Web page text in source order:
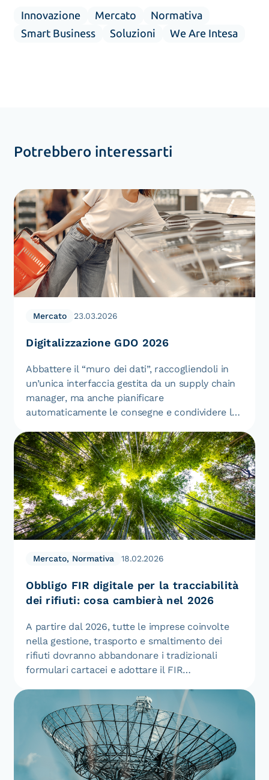
Innovazione Mercato
Normativa
Smart Business
Soluzioni We Are Intesa
Potrebbero interessarti
Mercato 23.03.2026
Digitalizzazione GDO 2026
Abbattere il “muro dei dati”, raccogliendoli in
un’unica interfaccia gestita da un supply chain
manager, ma anche pianificare
automaticamente le consegne e condividere le
Mercato, Normativa 18.02.2026
Obbligo FIR digitale per la tracciabilità
dei rifiuti: cosa cambierà nel 2026
A partire dal 2026, tutte le imprese coinvolte
nella gestione, trasporto e smaltimento dei
rifiuti dovranno abbandonare i tradizionali
formulari cartacei e adottare il FIR…